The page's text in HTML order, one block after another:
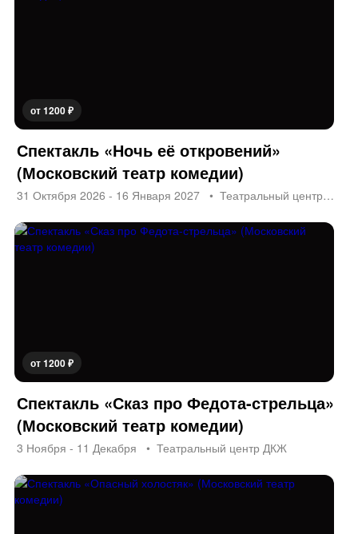
от 1200 ₽
Спектакль «Ночь её откровений»
(Московский театр комедии)
31 Октября 2026 - 16 Января 2027 Театральный центр ДКЖ
от 1200 ₽
Спектакль «Сказ про Федота-стрельца»
(Московский театр комедии)
3 Ноября - 11 Декабря Театральный центр ДКЖ